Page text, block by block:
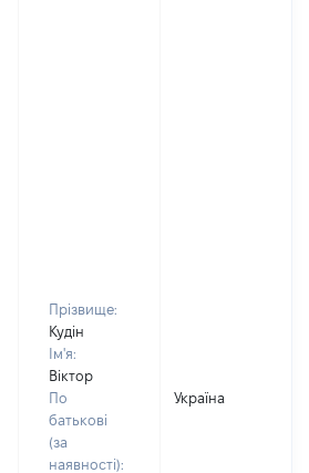
Прізвище:
Кудін
Ім'я:
Віктор
По
батькові
(за
наявності):
Україна